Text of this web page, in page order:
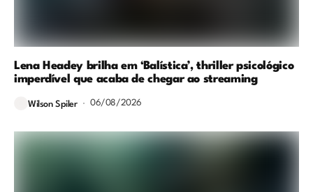
Lena Headey brilha em ‘Balística’, thriller psicológico
imperdível que acaba de chegar ao streaming
Wilson Spiler 06/08/2026